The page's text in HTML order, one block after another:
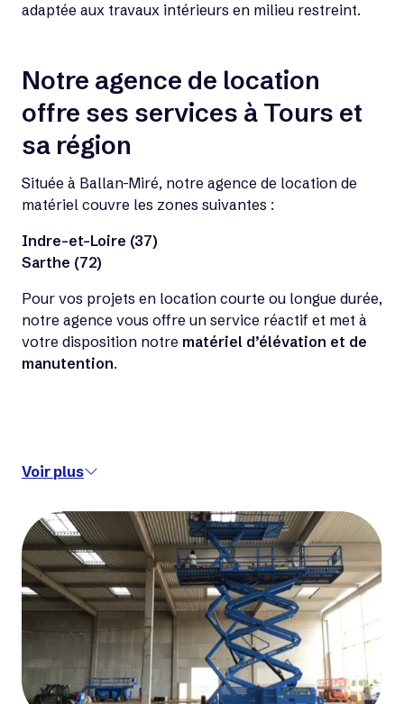
adaptée aux travaux intérieurs en milieu restreint.
Notre agence de location
offre ses services à Tours et
sa région
Située à Ballan-Miré, notre agence de location de
matériel couvre les zones suivantes :
Indre-et-Loire (37)
Sarthe (72)
Pour vos projets en location courte ou longue durée,
notre agence vous offre un service réactif et met à
votre disposition notre matériel d’élévation et de
manutention.
Voir plus